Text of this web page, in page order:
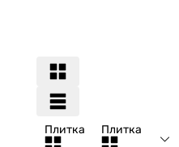
Плитка Плитка